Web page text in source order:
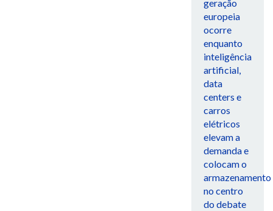
geração
europeia
ocorre
enquanto
inteligência
artificial,
data
centers e
carros
elétricos
elevam a
demanda e
colocam o
armazenamento
no centro
do debate